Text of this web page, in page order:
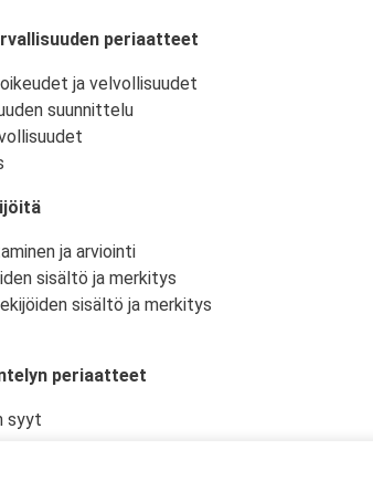
periaatteet
ja velvollisuudet
suunnittelu
ja arviointi
sisältö ja merkitys
sisältö ja merkitys
periaatteet
syyt